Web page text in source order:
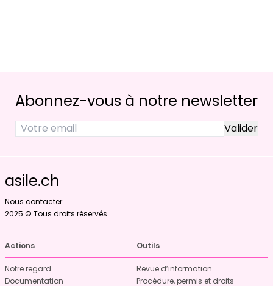
Abonnez-vous à notre newsletter
asile.ch
Nous contacter
2025 © Tous droits réservés
Actions
Notre regard
Documentation
Outils
Revue d’information
Procédure, permis et droits